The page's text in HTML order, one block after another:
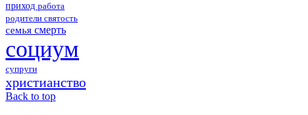
приход работа
родители святость
семья смерть
социум
супруги
христианство
Back to top